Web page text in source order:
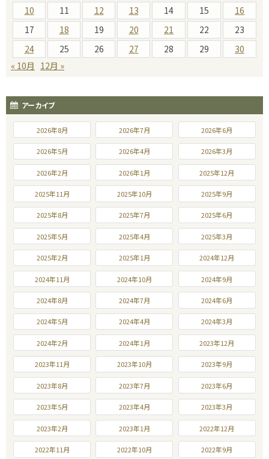
10
11 12 13 14 15
16
17
18 19 20 21 22
23
24
25 26 27 28 29
30
« 10月 12月 »
アーカイブ
2026年8月 2026年7月 2026年6月
2026年5月 2026年4月 2026年3月
2026年2月 2026年1月 2025年12月
2025年11月 2025年10月 2025年9月
2025年8月 2025年7月 2025年6月
2025年5月 2025年4月 2025年3月
2025年2月 2025年1月 2024年12月
2024年11月 2024年10月 2024年9月
2024年8月 2024年7月 2024年6月
2024年5月 2024年4月 2024年3月
2024年2月 2024年1月 2023年12月
2023年11月 2023年10月 2023年9月
2023年8月 2023年7月 2023年6月
2023年5月 2023年4月 2023年3月
2023年2月 2023年1月 2022年12月
2022年11月 2022年10月 2022年9月